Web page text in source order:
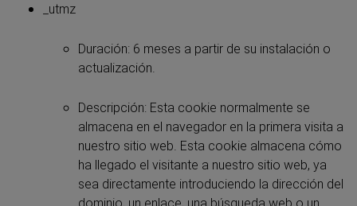
_utmz
Duración: 6 meses a partir de su instalación o
actualización.
Descripción: Esta cookie normalmente se
almacena en el navegador en la primera visita a
nuestro sitio web. Esta cookie almacena cómo
ha llegado el visitante a nuestro sitio web, ya
sea directamente introduciendo la dirección del
dominio, un enlace, una búsqueda web o un